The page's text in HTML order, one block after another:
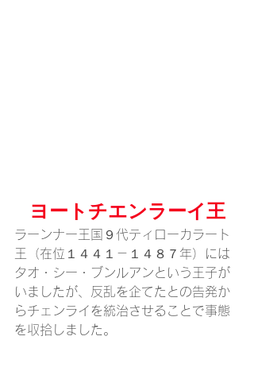
ヨートチエンラーイ王
ラーンナー王国９代ティローカラート
王（在位１４４１－１４８７年）には
タオ・シー・ブンルアンという王子が
いましたが、反乱を企てたとの告発か
らチェンライを統治させることで事態
を収拾しました。